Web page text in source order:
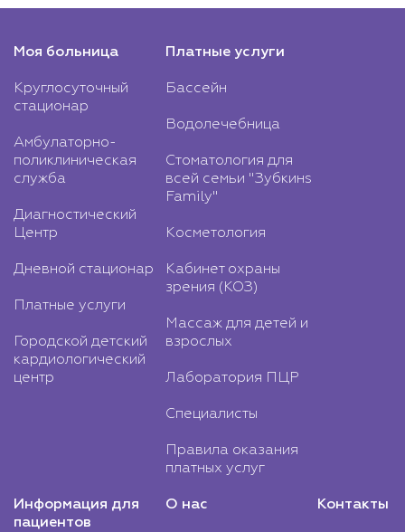
Моя больница
Круглосуточный
стационар
Амбулаторно-
поликлиническая
служба
Диагностический
Центр
Дневной стационар
Платные услуги
Городской детский
кардиологический
центр
Платные услуги
Бассейн
Водолечебница
Стоматология для
всей семьи "Зубкинs
Family"
Косметология
Кабинет охраны
зрения (КОЗ)
Массаж для детей и
взрослых
Лаборатория ПЦР
Специалисты
Правила оказания
платных услуг
Информация для
пациентов
О нас Контакты